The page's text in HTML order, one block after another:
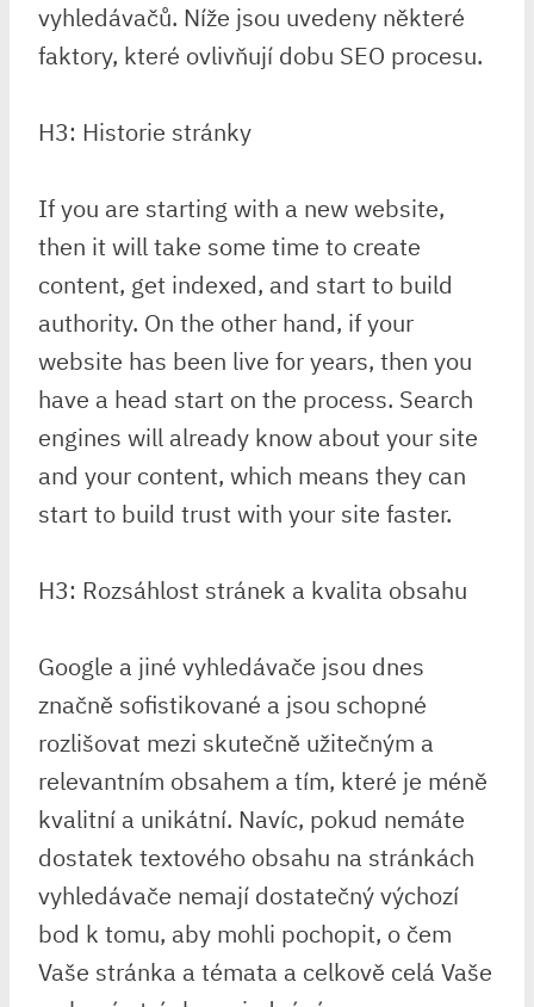
vyhledávačů. Níže jsou uvedeny některé
faktory, které ovlivňují dobu SEO procesu.
H3: Historie stránky
If you are starting with a new website,
then it will take some time to create
content, get indexed, and start to build
authority. On the other hand, if your
website has been live for years, then you
have a head start on the process. Search
engines will already know about your site
and your content, which means they can
start to build trust with your site faster.
H3: Rozsáhlost stránek a kvalita obsahu
Google a jiné vyhledávače jsou dnes
značně sofistikované a jsou schopné
rozlišovat mezi skutečně užitečným a
relevantním obsahem a tím, které je méně
kvalitní a unikátní. Navíc, pokud nemáte
dostatek textového obsahu na stránkách
vyhledávače nemají dostatečný výchozí
bod k tomu, aby mohli pochopit, o čem
Vaše stránka a témata a celkově celá Vaše